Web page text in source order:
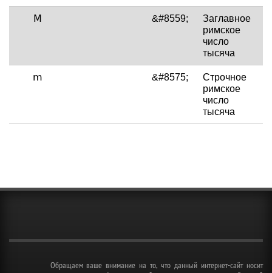
Ⅿ &#8559;
Заглавное
римское
число
тысяча
ⅿ &#8575;
Строчное
римское
число
тысяча
Обращаем ваше внимание на то, что данный интернет-сайт носит